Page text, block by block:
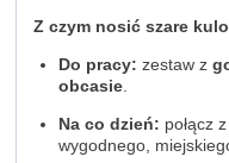
Z czym nosić szare
Do pracy: zestaw z
obcasie.
Na co dzień: połącz z
wygodnego,